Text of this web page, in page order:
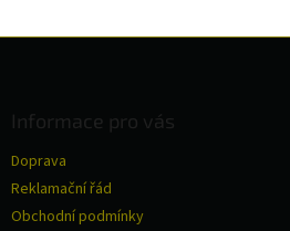
Informace pro vás
Doprava
Reklamační řád
Obchodní podmínky